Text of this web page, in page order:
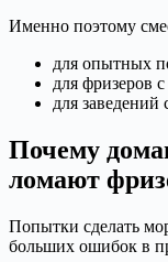
Именно поэтому
для опытных
для фризеров
для
Почему
ломают
Попытки сделать
больших ошибок в